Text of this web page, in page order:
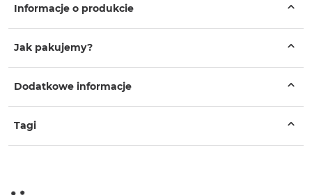
Informacje o produkcie
Jak pakujemy?
Dodatkowe informacje
Tagi